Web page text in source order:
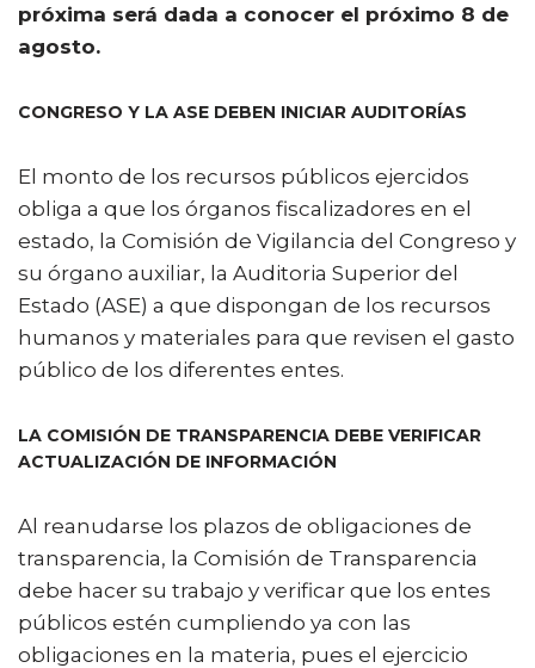
próxima será dada a conocer el próximo 8 de
agosto.
CONGRESO Y LA ASE DEBEN INICIAR AUDITORÍAS
El monto de los recursos públicos ejercidos
obliga a que los órganos fiscalizadores en el
estado, la Comisión de Vigilancia del Congreso y
su órgano auxiliar, la Auditoria Superior del
Estado (ASE) a que dispongan de los recursos
humanos y materiales para que revisen el gasto
público de los diferentes entes.
LA COMISIÓN DE TRANSPARENCIA DEBE VERIFICAR
ACTUALIZACIÓN DE INFORMACIÓN
Al reanudarse los plazos de obligaciones de
transparencia, la Comisión de Transparencia
debe hacer su trabajo y verificar que los entes
públicos estén cumpliendo ya con las
obligaciones en la materia, pues el ejercicio